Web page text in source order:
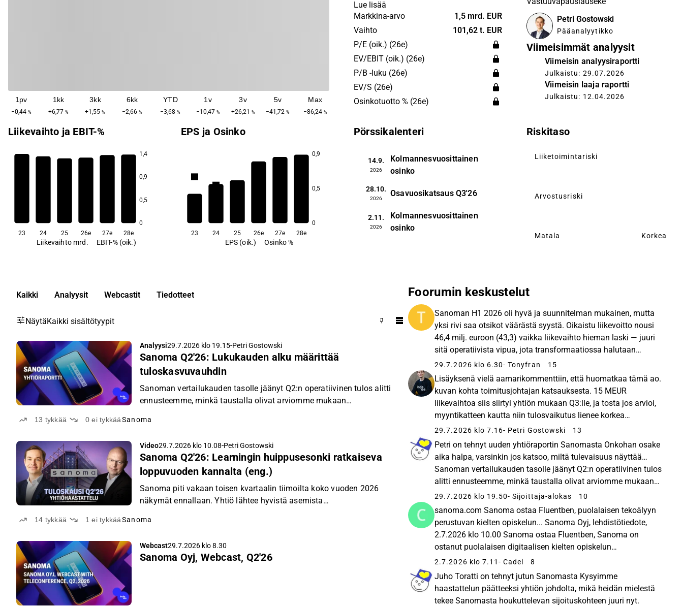
1pv
−0,44 %
1kk
+6,77 %
3kk
+1,55 %
6kk
−2,66 %
YTD
−3,68 %
1v
−10,47 %
3v
+26,21 %
5v
−41,72 %
Max
−86,24 %
miljoonaa oppilasta perus- ja toisen
asteen koulutuksessa 12 Euroopan
maassa. Media Finlandilla on Suomen
johtava monikanavainen
mediatarjooma (digitaaliset ja painetut
sanomalehdet, aikakauslehdet, TV ja
suoratoistopalvelut sekä radio ja
audiopalvelut), jonka kautta se tavoittaa
97% suomalaisista joka viikko, mikä
Sanoman liiketoiminnoilla on
ihmisten elämään joka päivä.
Lue lisää
Markkina-arvo
1,5 mrd. EUR
Vaihto
101,62 t. EUR
P/E (oik.) (26e)
EV/EBIT (oik.) (26e)
P/B -luku (26e)
EV/S (26e)
Osinkotuotto % (26e)
Petri Gostowski
Pääanalyytikko
Viimeisimmät analyysit
Viimeisin analyysiraportti
Julkaistu: 29.07.2026
Viimeisin laaja raportti
Julkaistu: 12.04.2026
Liikevaihto ja EBIT-%
1,4
0,9
0,5
0
23 24 25 26e 27e 28e
Liikevaihto mrd. EBIT-% (oik.)
EPS ja Osinko
0,9
0,5
0
23 24 25 26e 27e 28e
EPS (oik.) Osinko %
Pörssikalenteri
14.9.
2026
Kolmannesvuosittainen
osinko
28.10.
2026
Osavuosikatsaus Q3'26
2.11.
2026
Kolmannesvuosittainen
osinko
Riskitaso
Liiketoimintariski
Arvostusriski
Matala Korkea
Kaikki Analyysit Webcastit Tiedotteet
NäytäKaikki sisältötyypit
Analyysi29.7.2026 klo 19.15-Petri Gostowski
Sanoma Q2'26: Lukukauden alku määrittää
tuloskasvuvauhdin
Sanoman vertailukauden tasolle jäänyt Q2:n operatiivinen tulos alitti
ennusteemme, minkä taustalla olivat arviomme mukaan
13 tykkää 0ei tykkää Sanoma
Video29.7.2026 klo 10.08-Petri Gostowski
Sanoma Q2'26: Learningin huippusesonki ratkaiseva
loppuvuoden kannalta (eng.)
Sanoma piti vakaan toisen kvartaalin tiimoilta koko vuoden 2026
näkymät ennallaan. Yhtiö lähtee hyvistä asemista
keskeistä loppuvuoden kannalta.
14 tykkää 1ei tykkää Sanoma
Webcast29.7.2026 klo 8.30
Sanoma Oyj, Webcast, Q2'26
Foorumin keskustelut
Sanoman H1 2026 oli hyvä ja suunnitelman mukainen, mutta
yksi rivi saa otsikot väärästä syystä. Oikaistu liikevoitto nousi
46,4 milj. euroon (43,3) vaikka liikevaihto hieman laski — juuri
sitä operatiivista vipua, jota transformaatiossa halutaan
nähdä. Learning teki tehtävänsä: vertailukel...
29.7.2026 klo 6.30- Tonyfran 15
Lisäyksenä vielä aamarikommenttiin, että huomatkaa tämä ao.
kuvan kohta toimitusjohtajan katsauksesta. 15 MEUR
liikevaihtoa siis siirtyi yhtiön mukaan Q3:lle, ja tosta jos arvioi,
myyntikatteen kautta niin tulosvaikutus lienee korkea
yksinumeroinen miljoona. Meidän ennuste Learningin...
29.7.2026 klo 7.16- Petri Gostowski 13
Petri on tehnyt uuden yhtiöraportin Sanomasta Onkohan osake
aika halpa, varsinkin jos katsoo, miltä tulevaisuus näyttää…
Sanoman vertailukauden tasolle jäänyt Q2:n operatiivinen tulos
alitti ennusteemme, minkä taustalla olivat arviomme mukaan
pääasiallisesti ajoitukselliset tekij...
29.7.2026 klo 19.50- Sijoittaja-alokas 10
sanoma.com Sanoma ostaa Fluentben, puolalaisen tekoälyyn
perustuvan kielten opiskelun... Sanoma Oyj, lehdistötiedote,
2.7.2026 klo 10.00 Sanoma ostaa Fluentben, Sanoma on
ostanut puolalaisen digitaalisen kielten opiskelun
tuturointialustan Fluentben sen perustajilta ja muilta
osakkeenomist...
2.7.2026 klo 7.11- Cadel 8
Juho Toratti on tehnyt jutun Sanomasta Kysyimme
haastattelun päätteeksi yhtiön johdolta, mikä heidän mielestä
tekee Sanomasta houkuttelevan sijoituskohteen juuri nyt.